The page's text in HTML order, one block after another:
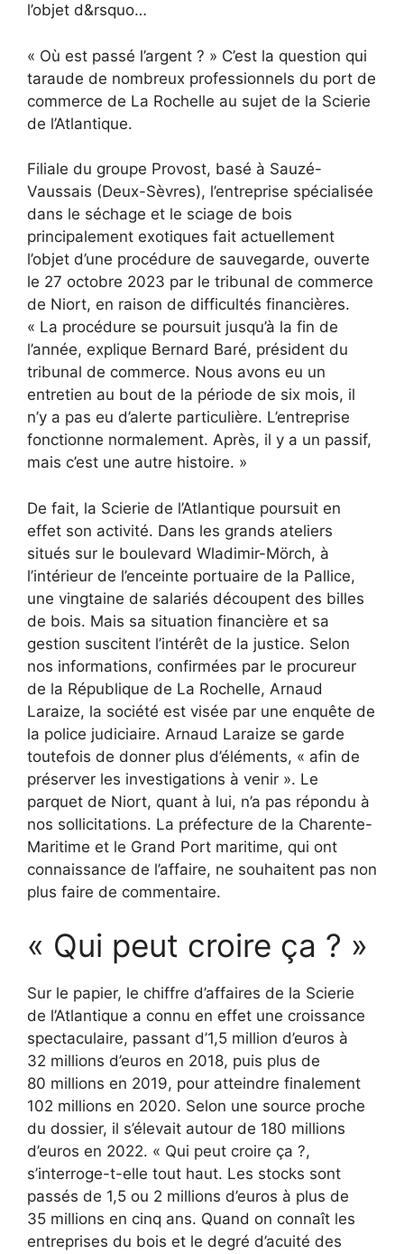
l’objet d&rsquo…
« Où est passé l’argent ? » C’est la question qui
taraude de nombreux professionnels du port de
commerce de La Rochelle au sujet de la Scierie
de l’Atlantique.
Filiale du groupe Provost, basé à Sauzé-
Vaussais (Deux-Sèvres), l’entreprise spécialisée
dans le séchage et le sciage de bois
principalement exotiques fait actuellement
l’objet d’une procédure de sauvegarde, ouverte
le 27 octobre 2023 par le tribunal de commerce
de Niort, en raison de difficultés financières.
« La procédure se poursuit jusqu’à la fin de
l’année, explique Bernard Baré, président du
tribunal de commerce. Nous avons eu un
entretien au bout de la période de six mois, il
n’y a pas eu d’alerte particulière. L’entreprise
fonctionne normalement. Après, il y a un passif,
mais c’est une autre histoire. »
De fait, la Scierie de l’Atlantique poursuit en
effet son activité. Dans les grands ateliers
situés sur le boulevard Wladimir-Mörch, à
l’intérieur de l’enceinte portuaire de la Pallice,
une vingtaine de salariés découpent des billes
de bois. Mais sa situation financière et sa
gestion suscitent l’intérêt de la justice. Selon
nos informations, confirmées par le procureur
de la République de La Rochelle, Arnaud
Laraize, la société est visée par une enquête de
la police judiciaire. Arnaud Laraize se garde
toutefois de donner plus d’éléments, « afin de
préserver les investigations à venir ». Le
parquet de Niort, quant à lui, n’a pas répondu à
nos sollicitations. La préfecture de la Charente-
Maritime et le Grand Port maritime, qui ont
connaissance de l’affaire, ne souhaitent pas non
plus faire de commentaire.
« Qui peut croire ça ? »
Sur le papier, le chiffre d’affaires de la Scierie
de l’Atlantique a connu en effet une croissance
spectaculaire, passant d’1,5 million d’euros à
32 millions d’euros en 2018, puis plus de
80 millions en 2019, pour atteindre finalement
102 millions en 2020. Selon une source proche
du dossier, il s’élevait autour de 180 millions
d’euros en 2022. « Qui peut croire ça ?,
s’interroge-t-elle tout haut. Les stocks sont
passés de 1,5 ou 2 millions d’euros à plus de
35 millions en cinq ans. Quand on connaît les
entreprises du bois et le degré d’acuité des